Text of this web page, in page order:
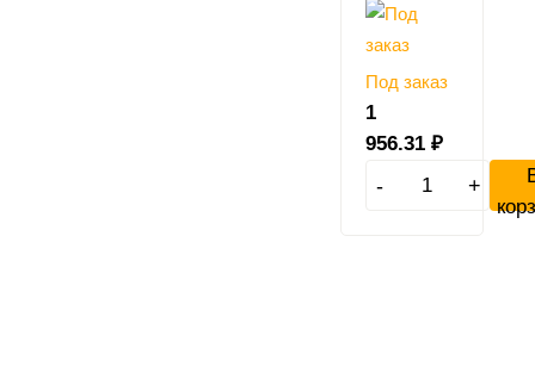
Под заказ
1
956.31 ₽
- +